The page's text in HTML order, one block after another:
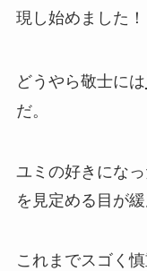
現し始めました！
どうやら敬士には
だ。
ユミの好きにな
を見定める目が
これまでスゴく